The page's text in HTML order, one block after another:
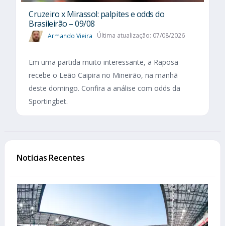
Cruzeiro x Mirassol: palpites e odds do
Brasileirão – 09/08
Armando Vieira Última atualização: 07/08/2026
Em uma partida muito interessante, a Raposa
recebe o Leão Caipira no Mineirão, na manhã
deste domingo. Confira a análise com odds da
Sportingbet.
Notícias Recentes